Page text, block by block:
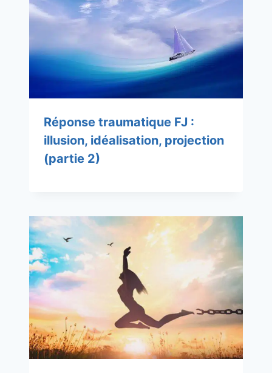
Réponse traumatique FJ :
illusion, idéalisation, projection
(partie 2)